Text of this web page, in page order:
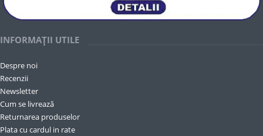
INFORMAȚII UTILE
Despre noi
Recenzii
Newsletter
Cum se livrează
Returnarea produselor
Plata cu cardul in rate